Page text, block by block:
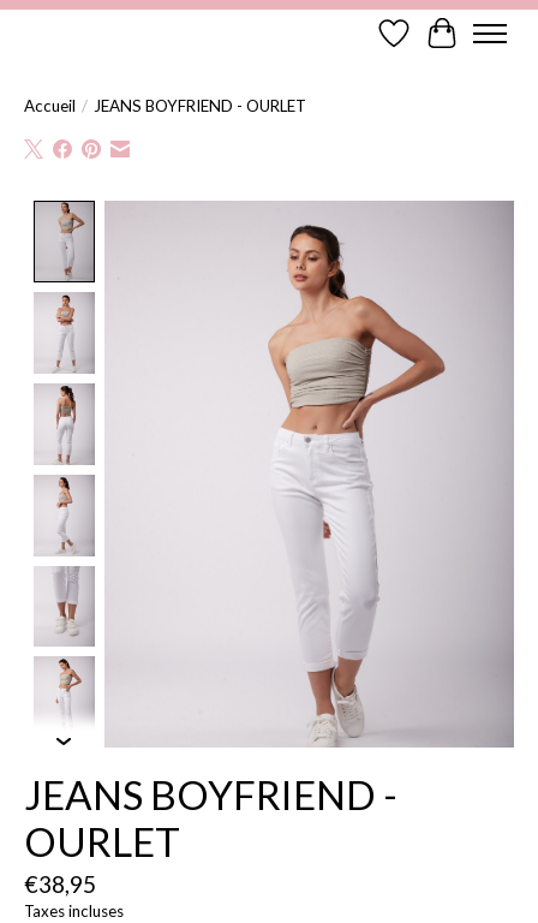
Liste de souhaits
Panier
Accueil / JEANS BOYFRIEND - OURLET
JEANS BOYFRIEND -
OURLET
€38,95
Taxes incluses